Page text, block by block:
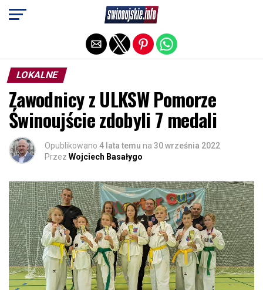
LOKALNE
Zawodnicy z ULKSW Pomorze
Świnoujście zdobyli 7 medali
Opublikowano 4 lata temu na 30 września 2022
Przez Wojciech Basałygo
Exit mobile version